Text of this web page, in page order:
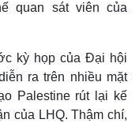
quan sát viên của
kỳ họp của Đại hội
ra trên nhiều mặt
Palestine rút lại kế
của LHQ. Thậm chí,